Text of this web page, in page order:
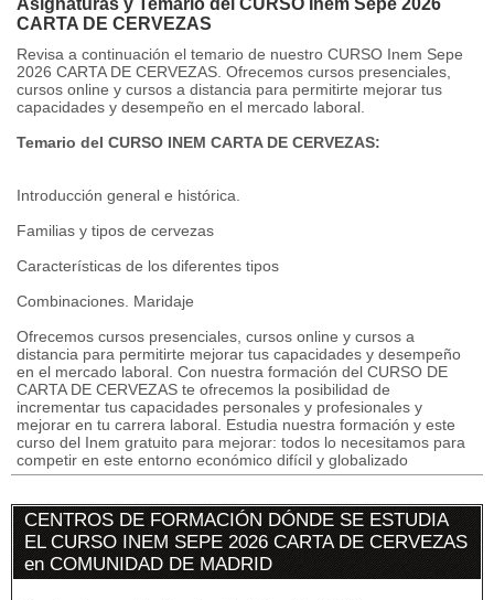
Asignaturas y Temario del CURSO Inem Sepe 2026
CARTA DE CERVEZAS
Revisa a continuación el temario de nuestro CURSO Inem Sepe
2026 CARTA DE CERVEZAS. Ofrecemos cursos presenciales,
cursos online y cursos a distancia para permitirte mejorar tus
capacidades y desempeño en el mercado laboral.
Temario del CURSO INEM CARTA DE CERVEZAS:
Introducción general e histórica.
Familias y tipos de cervezas
Características de los diferentes tipos
Combinaciones. Maridaje
Ofrecemos cursos presenciales, cursos online y cursos a
distancia para permitirte mejorar tus capacidades y desempeño
en el mercado laboral. Con nuestra formación del CURSO DE
CARTA DE CERVEZAS te ofrecemos la posibilidad de
incrementar tus capacidades personales y profesionales y
mejorar en tu carrera laboral. Estudia nuestra formación y este
curso del Inem gratuito para mejorar: todos lo necesitamos para
competir en este entorno económico difícil y globalizado
CENTROS DE FORMACIÓN DÓNDE SE ESTUDIA
EL CURSO INEM SEPE 2026 CARTA DE CERVEZAS
en COMUNIDAD DE MADRID